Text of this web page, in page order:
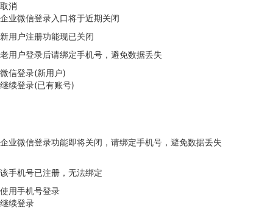
取消
企业微信登录入口将于近期关闭
新用户注册功能现已关闭
老用户登录后请绑定手机号，避免数据丢失
微信登录(新用户)
继续登录(已有账号)
企业微信登录功能即将关闭，请绑定手机号，避免数据丢失
该手机号已注册，无法绑定
使用手机号登录
继续登录